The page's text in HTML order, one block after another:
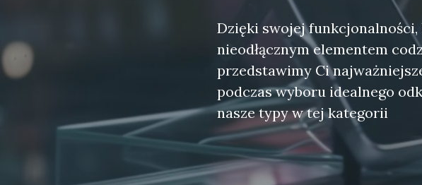
Dzięki swojej
nieodłącznym elementem
przedstawimy Ci
podczas wyboru idealnego
nasze typy w tej kategorii